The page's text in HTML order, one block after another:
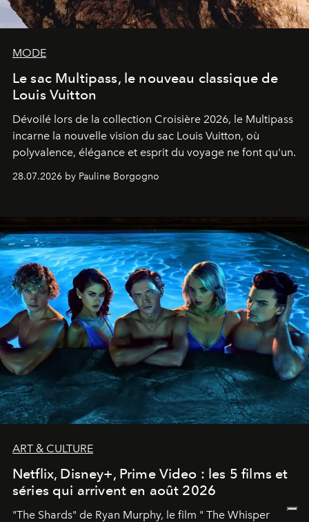
MODE
Le sac Multipass, le nouveau classique de
Louis Vuitton
Dévoilé lors de la collection Croisière 2026, le Multipass
incarne la nouvelle vision du sac Louis Vuitton, où
polyvalence, élégance et esprit du voyage ne font qu'un.
28.07.2026 by Pauline Borgogno
ART & CULTURE
Netflix, Disney+, Prime Video : les 5 films et
séries qui arrivent en août 2026
"The Shards" de Ryan Murphy, le film " The Whisper